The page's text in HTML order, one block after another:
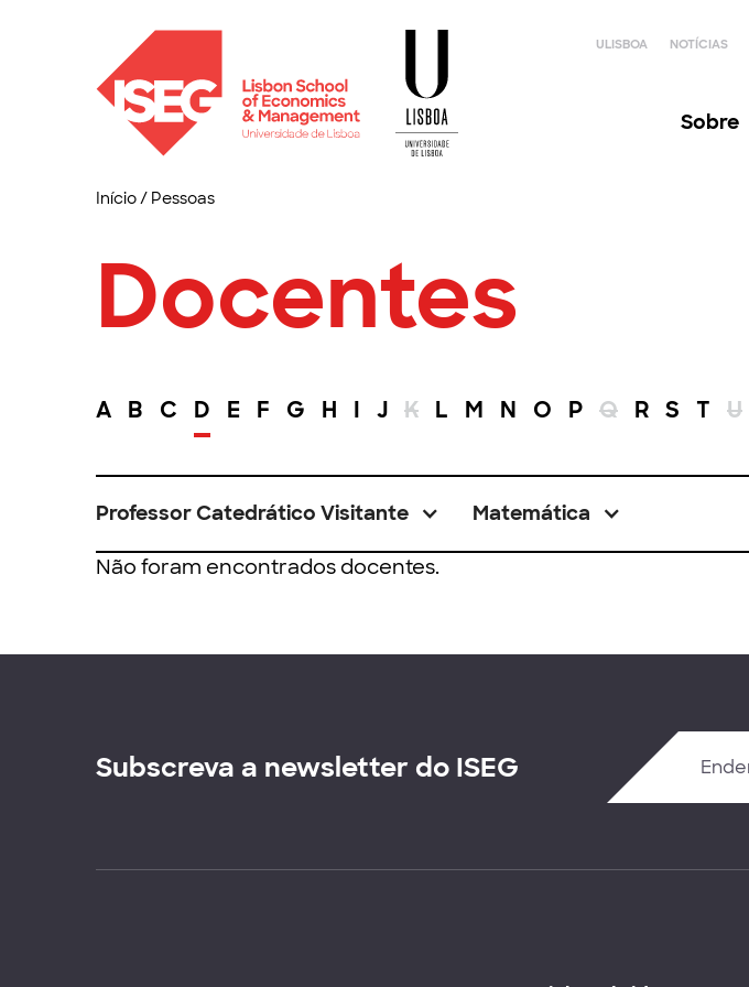
ULISBOA NOTÍCIAS
Sobre
Início/ Pessoas
Docentes
A B C D E F G H I J K L M N O P Q R S T U
Professor Catedrático Visitante Matemática
Não foram encontrados docentes.
Subscreva a newsletter do ISEG